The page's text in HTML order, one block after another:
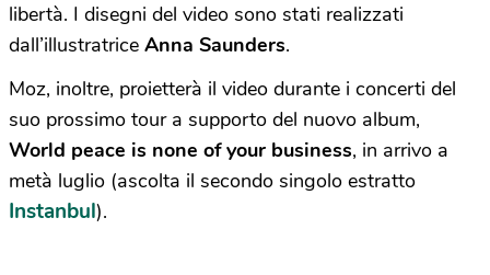
libertà. I disegni del video sono stati realizzati
dall’illustratrice Anna Saunders.
Moz, inoltre, proietterà il video durante i concerti del
suo prossimo tour a supporto del nuovo album,
World peace is none of your business, in arrivo a
metà luglio (ascolta il secondo singolo estratto
Instanbul).